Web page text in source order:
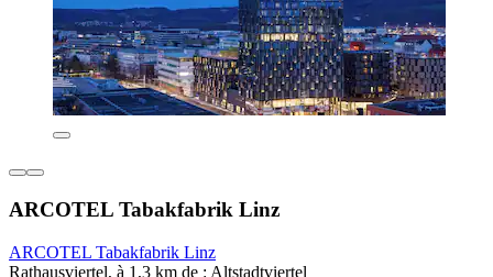
ARCOTEL Tabakfabrik Linz
ARCOTEL Tabakfabrik Linz
Rathausviertel, à 1,3 km de : Altstadtviertel